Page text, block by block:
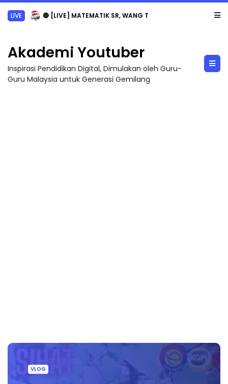
LIVE 🔴 [LIVE] MATEMATIK SR, WANG TAHUN 6 OLEH CIKGU ANITA #ALLINONE #141 #...
Akademi Youtuber
Inspirasi Pendidikan Digital, Dimulakan oleh Guru-
Guru Malaysia untuk Generasi Gemilang
VLOG